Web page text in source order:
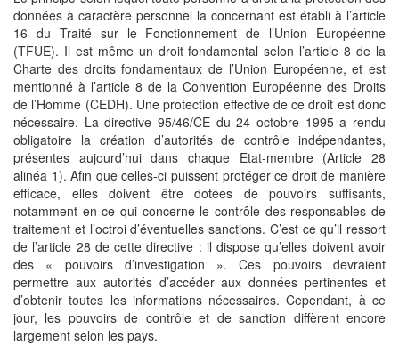
données à caractère personnel la concernant est établi à l’article
16 du Traité sur le Fonctionnement de l’Union Européenne
(TFUE). Il est même un droit fondamental selon l’article 8 de la
Charte des droits fondamentaux de l’Union Européenne, et est
mentionné à l’article 8 de la Convention Européenne des Droits
de l’Homme (CEDH). Une protection effective de ce droit est donc
nécessaire. La directive 95/46/CE du 24 octobre 1995 a rendu
obligatoire la création d’autorités de contrôle indépendantes,
présentes aujourd’hui dans chaque Etat-membre (Article 28
alinéa 1). Afin que celles-ci puissent protéger ce droit de manière
efficace, elles doivent être dotées de pouvoirs suffisants,
notamment en ce qui concerne le contrôle des responsables de
traitement et l’octroi d’éventuelles sanctions. C’est ce qu’il ressort
de l’article 28 de cette directive : il dispose qu’elles doivent avoir
des « pouvoirs d’investigation ». Ces pouvoirs devraient
permettre aux autorités d’accéder aux données pertinentes et
d’obtenir toutes les informations nécessaires. Cependant, à ce
jour, les pouvoirs de contrôle et de sanction diffèrent encore
largement selon les pays.